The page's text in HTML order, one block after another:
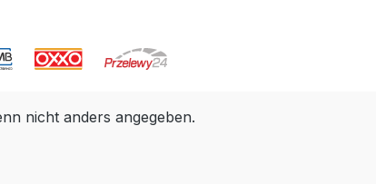
nicht anders angegeben.